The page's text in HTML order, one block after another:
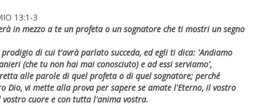
13:1-3
in mezzo a te un profeta o un sognatore che ti mostri un segno
di cui t'avrà parlato succeda, ed egli ti dica: 'Andiamo
(che tu non hai mai conosciuto) e ad essi serviamo',
alle parole di quel profeta o di quel sognatore; perché
Dio, vi mette alla prova per sapere se amate l'Eterno, il vostro
cuore e con tutta l'anima vostra.